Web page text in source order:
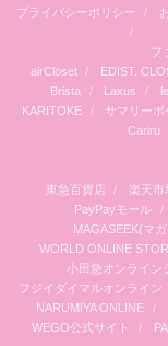
プライバシーポリシー
フ
airCloset
EDIST.
Brista
Laxus
KARITOKE
サマリーポ
Cariru
東急百貨店
楽天市
PayPayモール
MAGASEEK(マ
WORLD ONLINE
小田急オンライン
フジイダイマルオンライン
NARUMIYA ONLINE
WEGO公式サイト